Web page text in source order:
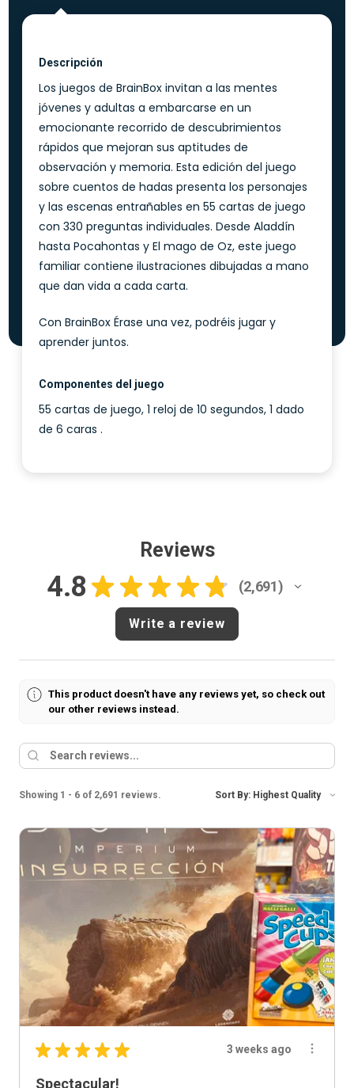
Descripción
Los juegos de BrainBox invitan a las mentes
jóvenes y adultas a embarcarse en un
emocionante recorrido de descubrimientos
rápidos que mejoran sus aptitudes de
observación y memoria. Esta edición del juego
sobre cuentos de hadas presenta los personajes
y las escenas entrañables en 55 cartas de juego
con 330 preguntas individuales. Desde Aladdín
hasta Pocahontas y El mago de Oz, este juego
familiar contiene ilustraciones dibujadas a mano
que dan vida a cada carta.
Con BrainBox Érase una vez, podréis jugar y
aprender juntos.
Componentes del juego
55 cartas de juego, 1 reloj de 10 segundos, 1 dado
de 6 caras .
Reviews
4.8 ★ ★ ★ ★ ★ 2,691
2691
Write a review
This product doesn't have any reviews yet, so check out
our other reviews instead.
Showing 1 - 6 of 2,691 reviews. Sort By:
★ ★ ★ ★ ★ 3 weeks ago
Spectacular!